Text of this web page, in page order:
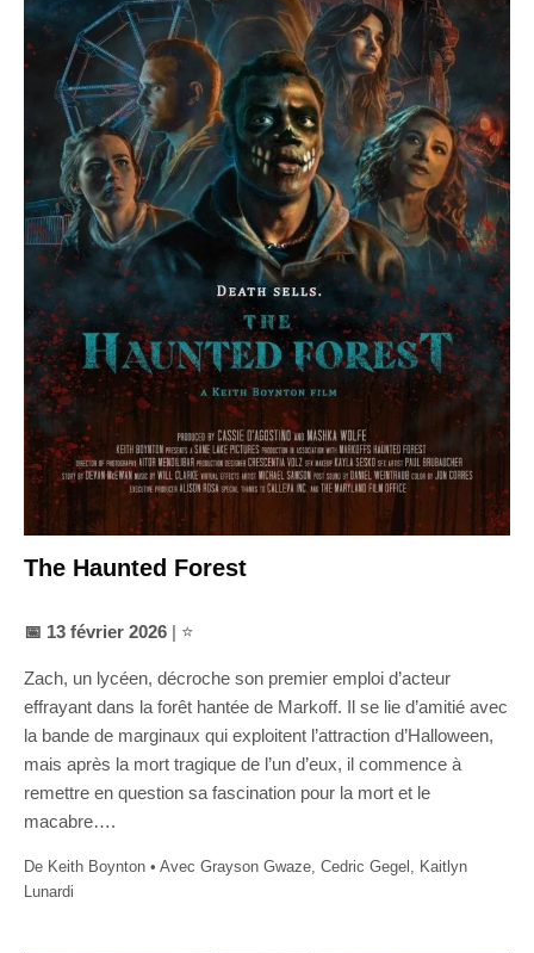
The Haunted Forest
📅 13 février 2026 | ⭐
Zach, un lycéen, décroche son premier emploi d’acteur
effrayant dans la forêt hantée de Markoff. Il se lie d’amitié avec
la bande de marginaux qui exploitent l’attraction d’Halloween,
mais après la mort tragique de l’un d’eux, il commence à
remettre en question sa fascination pour la mort et le
macabre….
De Keith Boynton • Avec Grayson Gwaze, Cedric Gegel, Kaitlyn
Lunardi